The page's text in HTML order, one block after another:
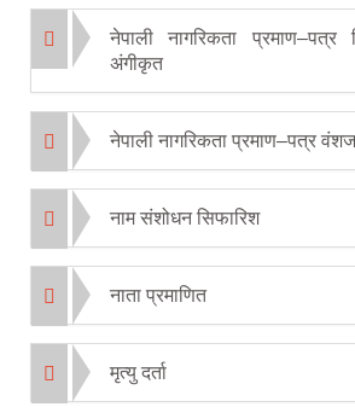
नेपाली नागरिकता प्रमाण–पत्र
अंगीकृत
नेपाली नागरिकता प्रमाण–पत्र वंशज
नाम संशोधन सिफारिश
नाता प्रमाणित
मृत्यु दर्ता